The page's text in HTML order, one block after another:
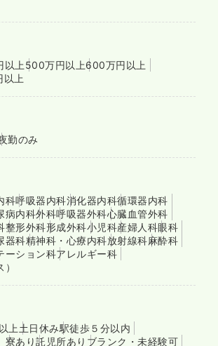
以上 500万円以上600万円以上
上
勤のみ
科呼吸器内科消化器内科循環器内科
病内科外科呼吸器外科心臓血管外科
整形外科形成外科小児科産婦人科眼科
器科精神科・心療内科放射線科麻酔科
ーション科アレルギー科
上 土日休み駅徒歩５分以内
寮あり託児所あり ブランク・未経験可